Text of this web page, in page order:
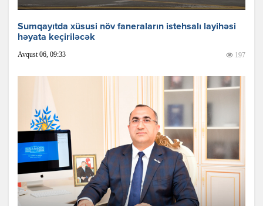
Sumqayıtda xüsusi növ faneraların istehsalı layihəsi
həyata keçiriləcək
Avqust 06, 09:33 197